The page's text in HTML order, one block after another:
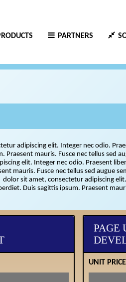
PARTNERS
adipiscing elit. Integer nec odio.
Praesent mauris. Fusce nec tellus
elit. Integer nec odio. Praesent
mauris. Fusce nec tellus sed augue
dolor sit amet, consectetur adipiscing
Duis sagittis ipsum. Praesent
PAGE
UNIT